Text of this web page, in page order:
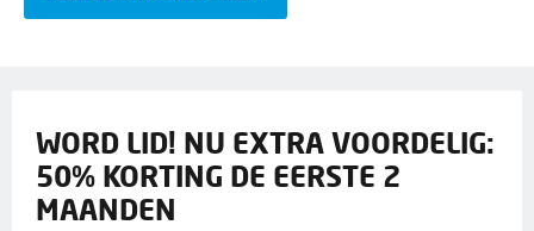
WORD LID! NU EXTRA VOORDELIG:
50% KORTING DE EERSTE 2
MAANDEN